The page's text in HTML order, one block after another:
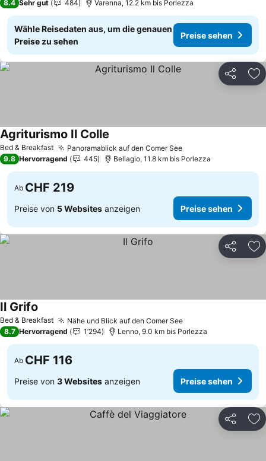
8.4 Sehr gut 484 Varenna, 12.2 km bis Porlezza
Wähle Reisedaten aus, um die genauen
Preise zu sehen
Preise sehen
Teilen
Bed & Breakfast Panoramablick auf den Comer SeePreise sehen
Agriturismo Il Colle
9.8 Hervorragend 445 Bellagio, 11.8 km bis Porlezza
Ab CHF 219
Preise von 5 Websites anzeigen Preise sehen
Teilen
Bed & Breakfast Nähe und Blick auf den Comer SeePreise sehen
Il Grifo
8.7 Hervorragend 1’294 Lenno, 9.0 km bis Porlezza
Ab CHF 116
Preise von 3 Websites anzeigen Preise sehen
Teilen